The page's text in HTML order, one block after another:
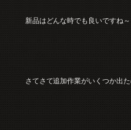
新品はどんな時でも良いですね～
さてさて追加作業がいくつか出